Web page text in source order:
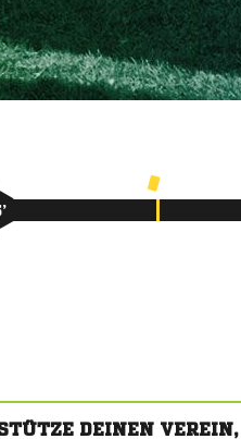
DEINEN